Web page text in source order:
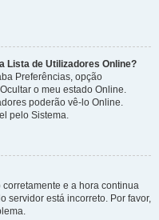
Lista de Utilizadores Online?
Preferências, opção
o meu estado Online.
poderão vê-lo Online.
pelo Sistema.
e a hora continua
servidor está incorreto. Por favor,